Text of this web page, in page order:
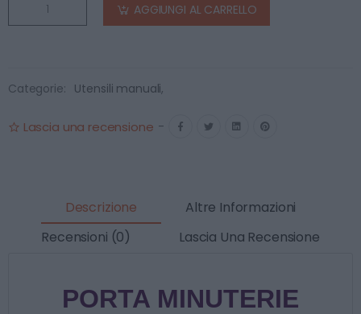
AGGIUNGI AL CARRELLO
Categorie: Utensili manuali,
Lascia una recensione -
Descrizione
Altre Informazioni
Recensioni (0)
Lascia Una Recensione
PORTA MINUTERIE